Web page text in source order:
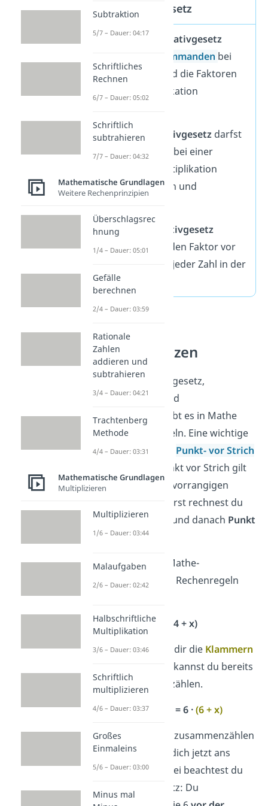
Kommutativgesetz
Mit demKommutativgesetz
Summanden bei
einer Addition und die Faktoren
bei einer Multiplikation
Mit demAssoziativgesetzdarfst
du die Klammern bei einer
Addition und Multiplikation
beliebig umsetzen und
Bei dem
Distributivgesetz
multiplizierst du den Faktor vor
der Klammer mit jeder Zahl in der
Klammer.
Rechnen mit
Rechengesetzen
Neben Kommutativgesetz,
Assoziativgesetz und
Distributivgesetz gibt es in Mathe
weitere Rechenregeln. Eine wichtige
Mathe-Regel lautet: Punkt- vor Strich
. Aber Achtung: Punkt vor Strich gilt
nur, wenn es keine vorrangigen
Klammern gibt. Zuerst rechnest du
also dieKlammern und danach Punkt
vor Strich.
Sehen wir uns die Mathe-
Rechengesetze und Rechenregeln
6 · (2 + 4 + x)
Als Erstes siehst du dir die Klammern
an. In der Klammer kannst du bereits
und4zusammenzählen.
6 ·(2 + 4 + x) = 6 ·(6 + x)
Da du 6 und x nicht zusammenzählen
kannst, machst du dich jetzt ans
Multiplizieren . Dabei beachtest du
das Distributivgesetz: Du
Subtraktion
5/7 – Dauer: 04:17
Schriftliches
Rechnen
6/7 – Dauer: 05:02
Schriftlich
subtrahieren
7/7 – Dauer: 04:32
Mathematische Grundlagen
Weitere Rechenprinzipien
Überschlagsrec
hnung
1/4 – Dauer: 05:01
Gefälle
berechnen
2/4 – Dauer: 03:59
Rationale
Zahlen
addieren und
subtrahieren
3/4 – Dauer: 04:21
Trachtenberg
Methode
4/4 – Dauer: 03:31
Mathematische Grundlagen
Multiplizieren
Multiplizieren
1/6 – Dauer: 03:44
Malaufgaben
2/6 – Dauer: 02:42
Halbschriftliche
Multiplikation
3/6 – Dauer: 03:46
Schriftlich
multiplizieren
4/6 – Dauer: 03:37
Großes
Einmaleins
5/6 – Dauer: 03:00
Minus mal